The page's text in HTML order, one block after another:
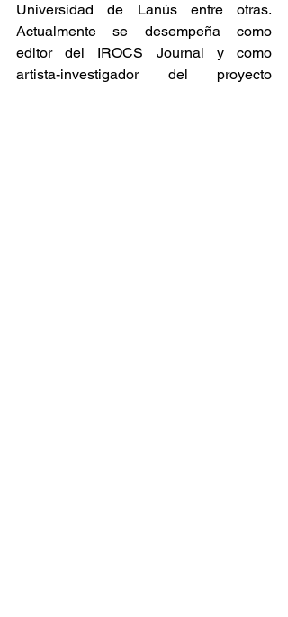
Universidad de Lanús entre otras.
Actualmente se desempeña como
editor del IROCS Journal y como
artista-investigador del proyecto